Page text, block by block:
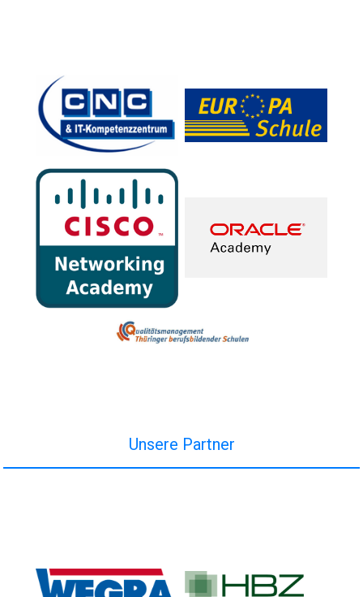
Unsere Partner